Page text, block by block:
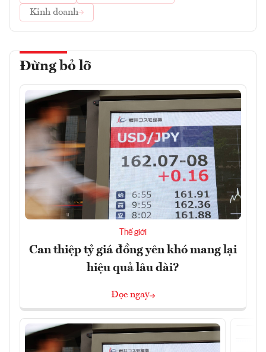
Kinh doanh
Đừng bỏ lỡ
Thế giới
Can thiệp tỷ giá đồng yên khó mang lại
hiệu quả lâu dài?
Đọc ngay